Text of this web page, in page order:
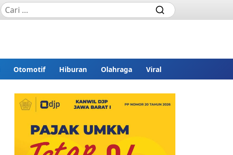
Otomotif Hiburan Olahraga Viral